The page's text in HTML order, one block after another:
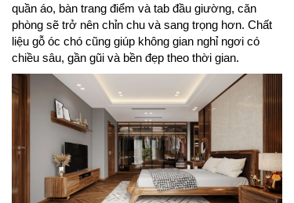
quần áo, bàn trang điểm và tab đầu giường, căn
phòng sẽ trở nên chỉn chu và sang trọng hơn. Chất
liệu gỗ óc chó cũng giúp không gian nghỉ ngơi có
chiều sâu, gần gũi và bền đẹp theo thời gian.